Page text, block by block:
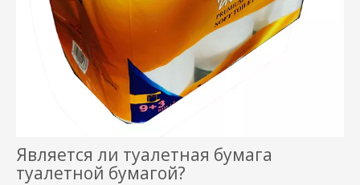
Является ли туалетная бумага
туалетной бумагой?